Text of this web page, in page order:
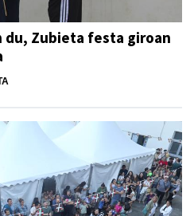
du, Zubieta festa giroan